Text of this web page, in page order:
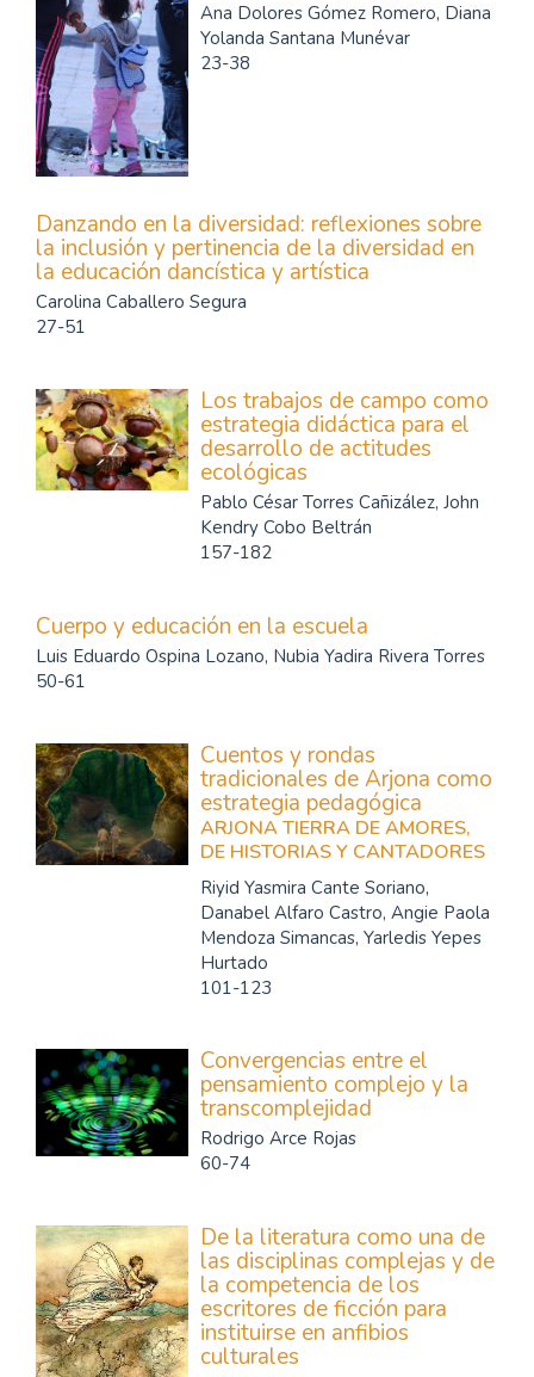
Ana Dolores Gómez Romero, Diana
Yolanda Santana Munévar
23-38
Danzando en la diversidad: reflexiones sobre
la inclusión y pertinencia de la diversidad en
la educación dancística y artística
Carolina Caballero Segura
27-51
Los trabajos de campo como
estrategia didáctica para el
desarrollo de actitudes
ecológicas
Pablo César Torres Cañizález, John
Kendry Cobo Beltrán
157-182
Cuerpo y educación en la escuela
Luis Eduardo Ospina Lozano, Nubia Yadira Rivera Torres
50-61
Cuentos y rondas
tradicionales de Arjona como
estrategia pedagógica
ARJONA TIERRA DE AMORES,
DE HISTORIAS Y CANTADORES
Riyid Yasmira Cante Soriano,
Danabel Alfaro Castro, Angie Paola
Mendoza Simancas, Yarledis Yepes
Hurtado
101-123
Convergencias entre el
pensamiento complejo y la
transcomplejidad
Rodrigo Arce Rojas
60-74
De la literatura como una de
las disciplinas complejas y de
la competencia de los
escritores de ficción para
instituirse en anfibios
culturales